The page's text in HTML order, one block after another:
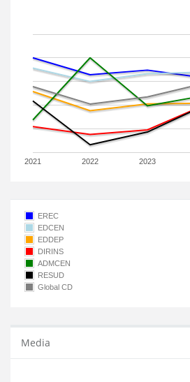
2021 2022 2023
EREC
EDCEN
EDDEP
DIRINS
ADMCEN
RESUD
Global CD
Media